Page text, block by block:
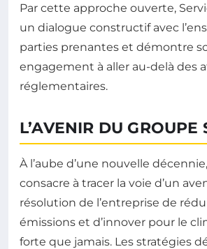
Par cette approche ouverte,
un dialogue constructif avec
parties prenantes et démontre
engagement à aller au-delà des
réglementaires.
L’AVENIR DU GROUPE
À l’aube d’une nouvelle
consacre à tracer la voie d’un
résolution de l’entreprise de
émissions et d’innover pour le
forte que jamais. Les stratégies